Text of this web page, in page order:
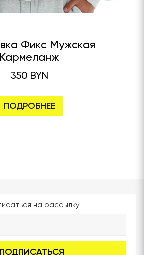
Фикс Мужская
Кармеланж
350 BYN
ПОДРОБНЕЕ
на рассылку
ПОДПИСАТЬСЯ